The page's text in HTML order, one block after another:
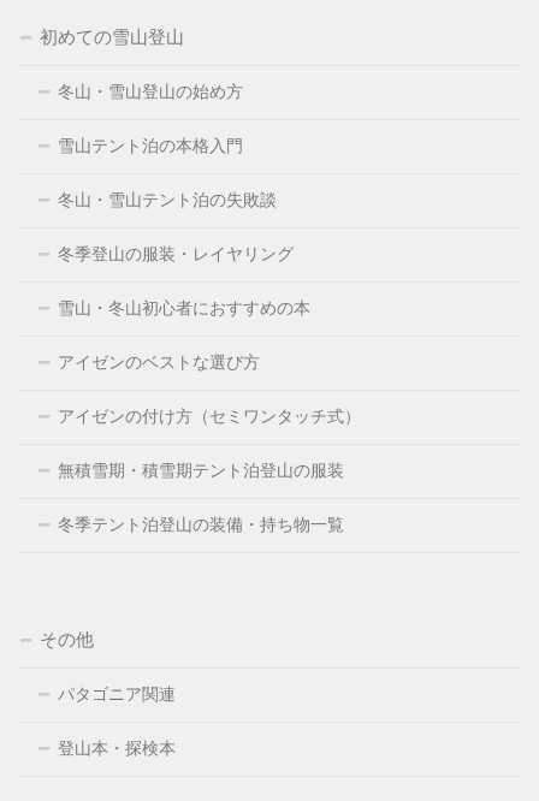
初めての雪山登山
冬山・雪山登山の始め方
雪山テント泊の本格入門
冬山・雪山テント泊の失敗談
冬季登山の服装・レイヤリング
雪山・冬山初心者におすすめの本
アイゼンのベストな選び方
アイゼンの付け方（セミワンタッチ式）
無積雪期・積雪期テント泊登山の服装
冬季テント泊登山の装備・持ち物一覧
その他
パタゴニア関連
登山本・探検本